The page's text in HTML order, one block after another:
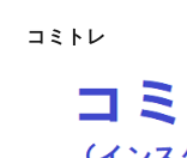
コミトレ